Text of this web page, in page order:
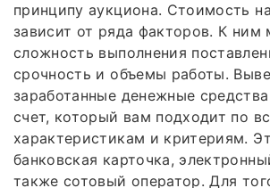
принципу аукциона. Стоимость
зависит от ряда факторов. К ним
сложность выполнения
срочность и объемы работы.
заработанные денежные
счет, который вам подходит по
характеристикам и критериям.
банковская карточка,
также сотовый оператор. Для